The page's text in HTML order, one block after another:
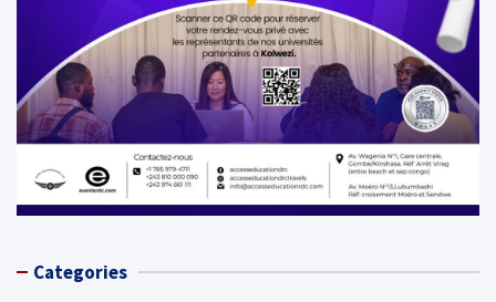
Categories